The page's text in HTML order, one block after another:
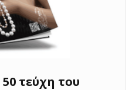
τεύχη του